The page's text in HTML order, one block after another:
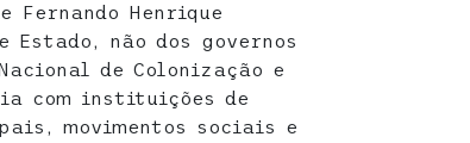
Fernando Henrique
não dos governos
de Colonização e
com instituições de
movimentos sociais e